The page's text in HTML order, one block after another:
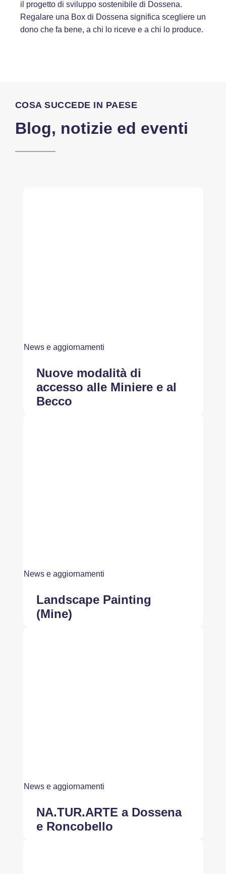
il progetto di sviluppo sostenibile di Dossena.
Regalare una Box di Dossena significa scegliere un
dono che fa bene, a chi lo riceve e a chi lo produce.
COSA SUCCEDE IN PAESE
Blog, notizie ed eventi
News e aggiornamenti
Nuove modalità di
accesso alle Miniere e al
Becco
News e aggiornamenti
Landscape Painting
(Mine)
News e aggiornamenti
NA.TUR.ARTE a Dossena
e Roncobello